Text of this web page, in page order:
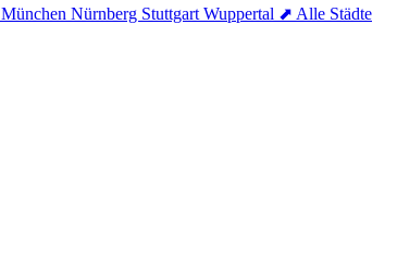
München Nürnberg Stuttgart Wuppertal ⬈ Alle Städte